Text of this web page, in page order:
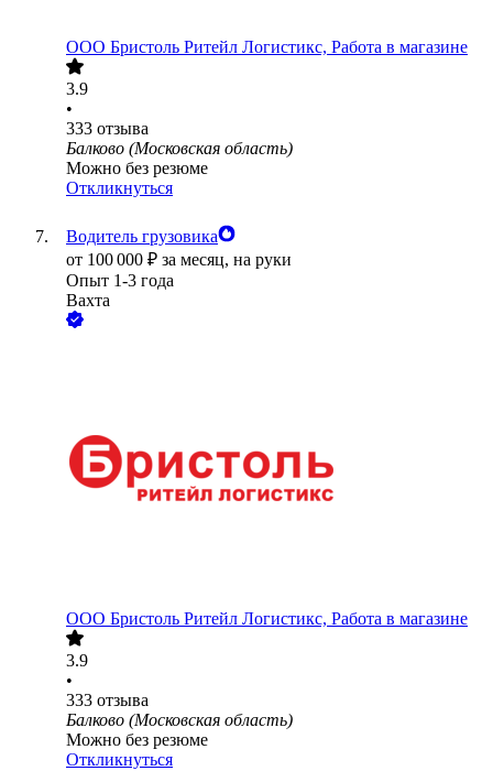
ООО Бристоль Ритейл Логистикс, Работа в магазине
3.9
•
333 отзыва
Балково (Московская область)
Можно без резюме
Откликнуться
Водитель грузовика
от 100 000 ₽ за месяц, на руки
Опыт 1-3 года
Вахта
ООО Бристоль Ритейл Логистикс, Работа в магазине
3.9
•
333 отзыва
Балково (Московская область)
Можно без резюме
Откликнуться